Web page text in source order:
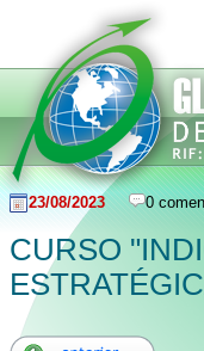
23/08/2023 0
CURSO